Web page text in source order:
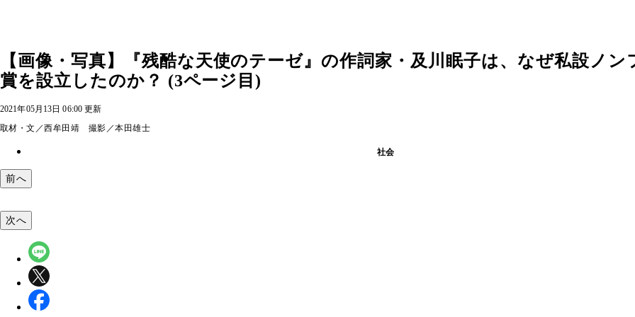
【画像・写真】『残酷な天使のテーゼ』の作詞家・及川眠子は、なぜ私設ノン
賞を設立したのか？ (3ページ目)
2021年05月13日 06:00 更新
取材・文／西牟田靖 撮影／本田雄士
社会
前へ
次へ